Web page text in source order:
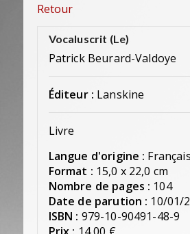
Retour
Vocaluscrit (Le)
Patrick Beurard-Valdoye
Éditeur : Lanskine
Livre
Langue d'origine : Français
Format : 15,0 x 22,0 cm
Nombre de pages : 104
Date de parution : 10/01/
ISBN : 979-10-90491-48-9